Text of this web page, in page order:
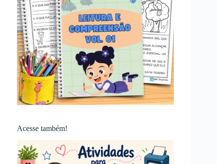
Acesse também!